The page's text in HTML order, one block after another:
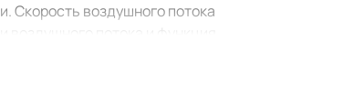
Cкорость воздушного потока
потока и функция
загрязнённых участков.
при длительной работе.